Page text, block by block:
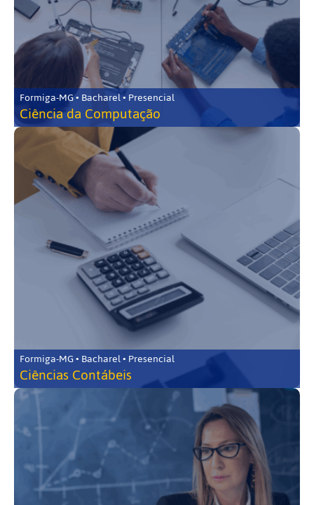
Formiga-MG • Bacharel • Presencial
Ciência da Computação
Formiga-MG • Bacharel • Presencial
Ciências Contábeis